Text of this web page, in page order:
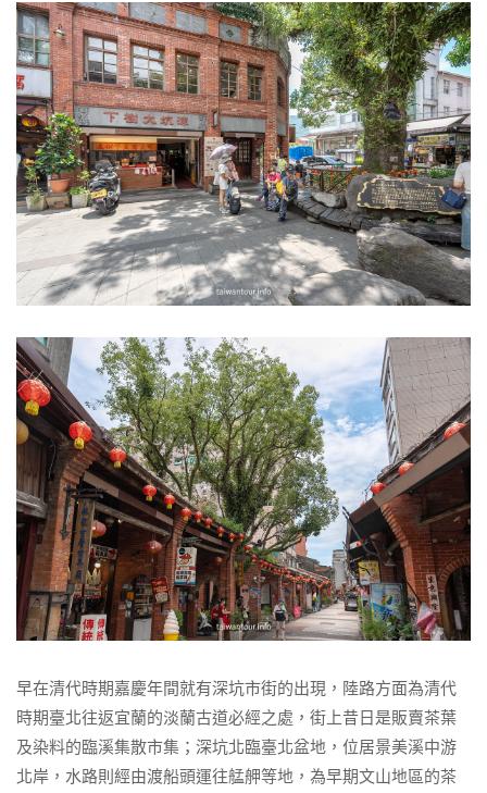
早在清代時期嘉慶年間就有深坑市街的出現，陸路方面為清代
時期臺北往返宜蘭的淡蘭古道必經之處，街上昔日是販賣茶葉
及染料的臨溪集散市集；深坑北臨臺北盆地，位居景美溪中游
北岸，水路則經由渡船頭運往艋舺等地，為早期文山地區的茶